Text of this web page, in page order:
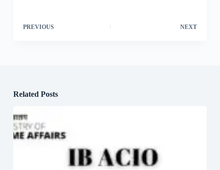
PREVIOUS NEXT
Related Posts